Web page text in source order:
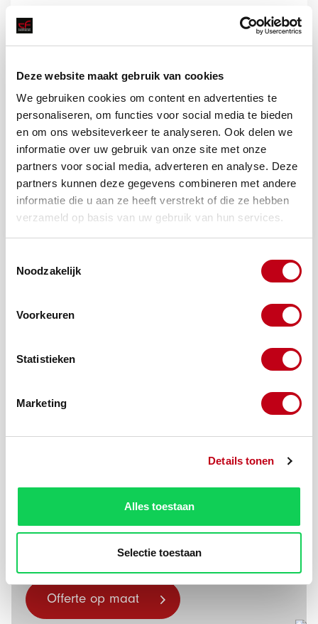
Deze website maakt gebruik van cookies
We gebruiken cookies om content en advertenties te
personaliseren, om functies voor social media te bieden
en om ons websiteverkeer te analyseren. Ook delen we
informatie over uw gebruik van onze site met onze
partners voor social media, adverteren en analyse. Deze
partners kunnen deze gegevens combineren met andere
informatie die u aan ze heeft verstrekt of die ze hebben
verzameld op basis van uw gebruik van hun services.
Noodzakelijk
Voorkeuren
Statistieken
Marketing
Details tonen
Alles toestaan
Selectie toestaan
Afmeting C
Afmeting D
Offerte aanvragen
10566-21
Offerte op maat